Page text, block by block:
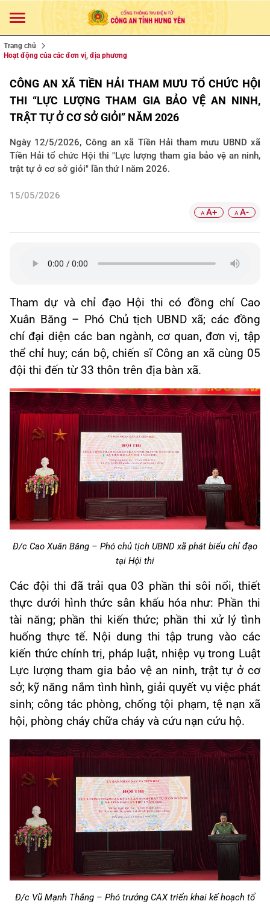
Trang chủ
Hoạt động của các đơn vị, địa phương
CÔNG AN XÃ TIỀN HẢI THAM MƯU TỔ CHỨC HỘI
THI “LỰC LƯỢNG THAM GIA BẢO VỆ AN NINH,
TRẬT TỰ Ở CƠ SỞ GIỎI” NĂM 2026
Ngày 12/5/2026, Công an xã Tiền Hải tham mưu UBND xã
Tiền Hải tổ chức Hội thi "Lực lượng tham gia bảo vệ an ninh,
trật tự ở cơ sở giỏi" lần thứ I năm 2026.
15/05/2026
A A+ A A-
Tham dự và chỉ đạo Hội thi có đồng chí Cao
Xuân Băng – Phó Chủ tịch UBND xã; các đồng
chí đại diện các ban ngành, cơ quan, đơn vị, tập
thể chỉ huy; cán bộ, chiến sĩ Công an xã cùng 05
đội thi đến từ 33 thôn trên địa bàn xã.
Đ/c Cao Xuân Băng – Phó chủ tịch UBND xã phát biểu chỉ đạo
tại Hội thi
Các đội thi đã trải qua 03 phần thi sôi nổi, thiết
thực dưới hình thức sân khấu hóa như: Phần thi
tài năng; phần thi kiến thức; phần thi xử lý tình
huống thực tế. Nội dung thi tập trung vào các
kiến thức chính trị, pháp luật, nhiệp vụ trong Luật
Lực lượng tham gia bảo vệ an ninh, trật tự ở cơ
sở; kỹ năng nắm tình hình, giải quyết vụ việc phát
sinh; công tác phòng, chống tội phạm, tệ nạn xã
hội, phòng cháy chữa cháy và cứu nạn cứu hộ.
Đ/c Vũ Mạnh Thắng – Phó trưởng CAX triển khai kế hoạch tổ